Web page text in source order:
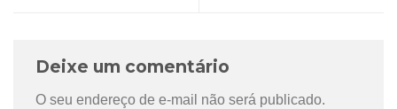
Deixe um comentário
O seu endereço de e-mail não será publicado.